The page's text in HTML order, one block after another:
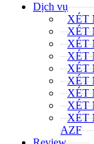
Dịch vụ
XÉT
XÉT
XÉT
XÉT
XÉT
XÉT
XÉT
XÉT
XÉT
AZF